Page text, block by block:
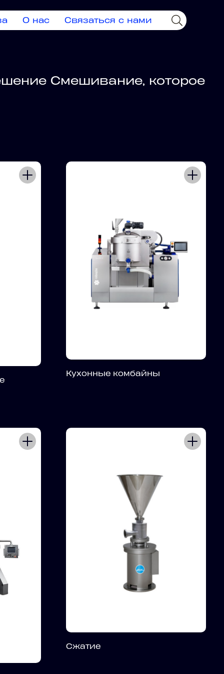
О нас Связаться с нами
Смешивание, которое
Кухонные комбайны
Сжатие